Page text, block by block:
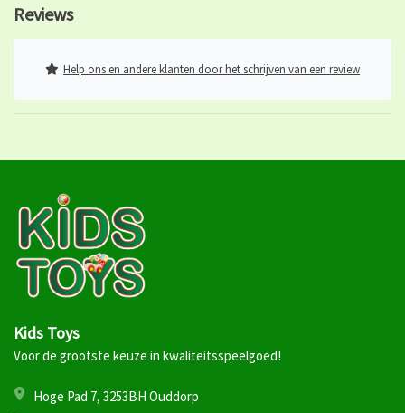
Reviews
Help ons en andere klanten door het schrijven van een review
Kids Toys
Voor de grootste keuze in kwaliteitsspeelgoed!
Hoge Pad 7, 3253BH Ouddorp